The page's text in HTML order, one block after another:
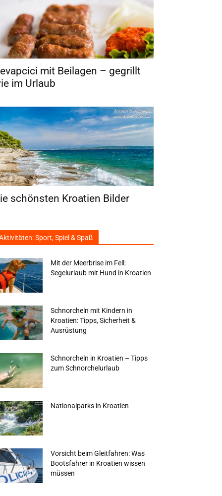
mit Beilagen – gegrillt
im Urlaub
schönsten Kroatien Bilder
Sport, Spiel & Spaß
Mit der Meerbrise im Fell:
Segelurlaub mit Hund in Kroatien
Schnorcheln mit Kindern in
Kroatien: Tipps, Sicherheit &
Ausrüstung
Schnorcheln in Kroatien – Tipps
zum Schnorchelurlaub
Nationalparks in Kroatien
Vorsicht beim Gleitfahren: Was
Bootsfahrer in Kroatien wissen
müssen